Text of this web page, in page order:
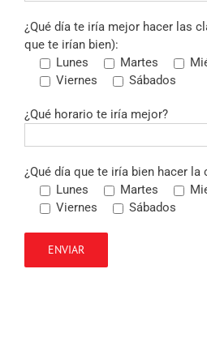
¿Qué día te iría mejor hacer las
que te irían bien):
Lunes
Martes
Viernes
Sábados
¿Qué horario te iría mejor?
¿Qué día que te iría bien hacer la
Lunes
Martes
Viernes
Sábados